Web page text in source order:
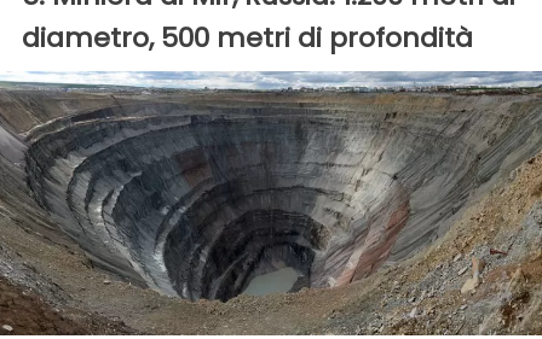
diametro, 500 metri di profondità